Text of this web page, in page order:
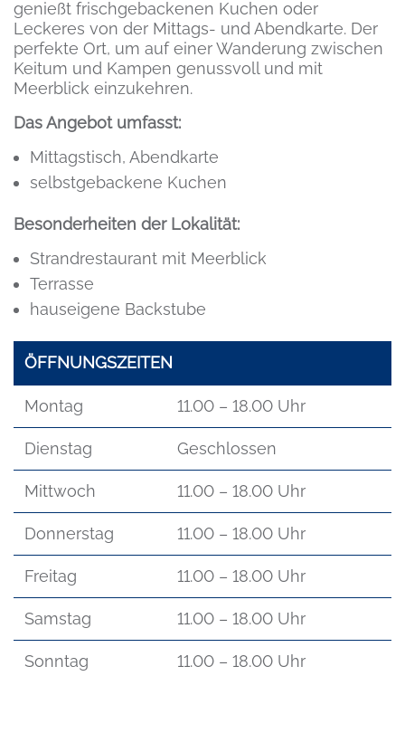
genießt frischgebackenen Kuchen oder
Leckeres von der Mittags- und Abendkarte. Der
perfekte Ort, um auf einer Wanderung zwischen
Keitum und Kampen genussvoll und mit
Meerblick einzukehren.
Das Angebot umfasst:
Mittagstisch, Abendkarte
selbstgebackene Kuchen
Besonderheiten der Lokalität:
Strandrestaurant mit Meerblick
Terrasse
hauseigene Backstube
ÖFFNUNGSZEITEN
Montag 11.00 – 18.00 Uhr
Dienstag Geschlossen
Mittwoch 11.00 – 18.00 Uhr
Donnerstag 11.00 – 18.00 Uhr
Freitag 11.00 – 18.00 Uhr
Samstag 11.00 – 18.00 Uhr
Sonntag 11.00 – 18.00 Uhr